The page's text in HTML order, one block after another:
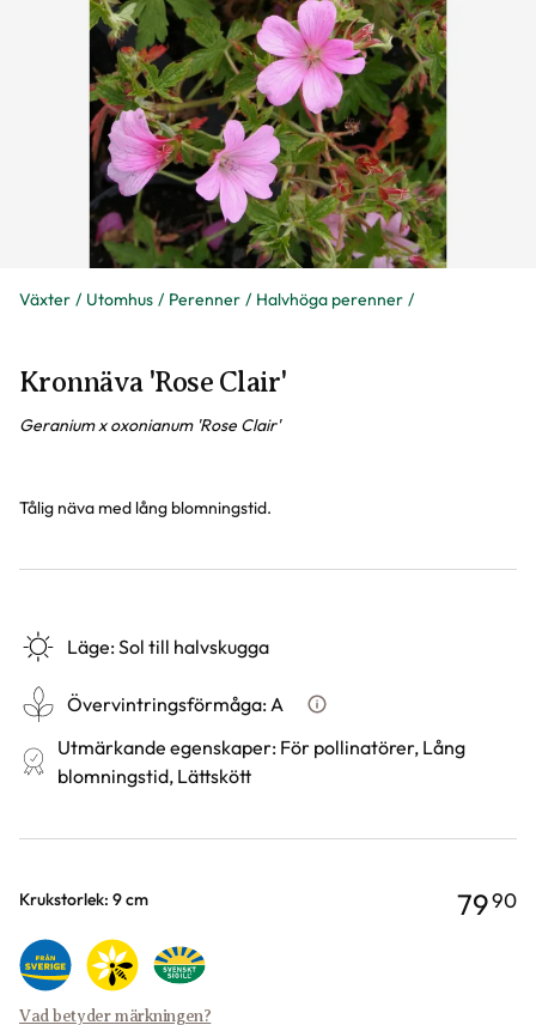
Växter Utomhus Perenner Halvhöga perenner
Kronnäva 'Rose Clair'
Geranium x oxonianum 'Rose Clair'
Tålig näva med lång blomningstid.
Läge:Sol till halvskugga
Övervintringsförmåga:A Vad betyder
Utmärkande egenskaper: För pollinatörer, Lång
blomningstid, Lättskött
Varianter
Krukstorlek: 9 cm
Vad betyder märkningen?
7990